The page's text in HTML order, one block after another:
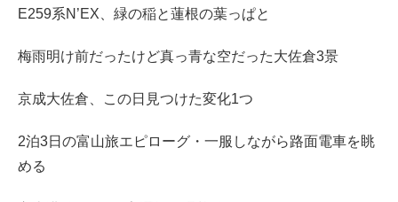
E259系N’EX、緑の稲と蓮根の葉っぱと
梅雨明け前だったけど真っ青な空だった大佐倉3景
京成大佐倉、この日見つけた変化1つ
2泊3日の富山旅エピローグ・一服しながら路面電車を眺
める